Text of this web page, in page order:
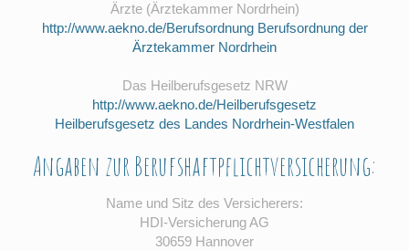
Ärzte (Ärztekammer Nordrhein)
http://www.aekno.de/Berufsordnung Berufsordnung der
Ärztekammer Nordrhein
Das Heilberufsgesetz NRW
http://www.aekno.de/Heilberufsgesetz
Heilberufsgesetz des Landes Nordrhein-Westfalen
Angaben zur Berufshaftpflichtversicherung:
Name und Sitz des Versicherers:
HDI-Versicherung AG
30659 Hannover